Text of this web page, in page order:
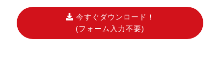
今すぐダウンロード！
(フォーム入力不要)